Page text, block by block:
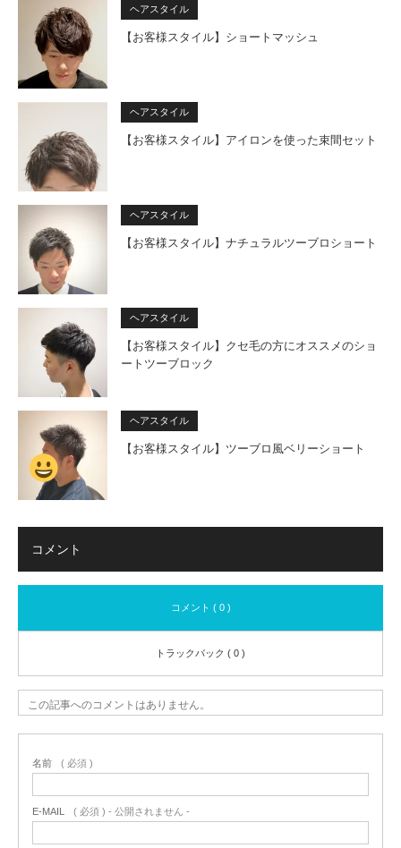
ヘアスタイル
【お客様スタイル】ショートマッシュ
ヘアスタイル
【お客様スタイル】アイロンを使った束間セット
ヘアスタイル
【お客様スタイル】ナチュラルツーブロショート
ヘアスタイル
【お客様スタイル】クセ毛の方にオススメのショ
ートツーブロック
ヘアスタイル
【お客様スタイル】ツーブロ風ベリーショート
コメント
コメント ( 0 )
トラックバック ( 0 )
この記事へのコメントはありません。
名前 ( 必須 )
E-MAIL ( 必須 ) - 公開されません -